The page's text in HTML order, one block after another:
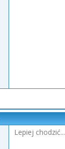
Lepiej chodzić...